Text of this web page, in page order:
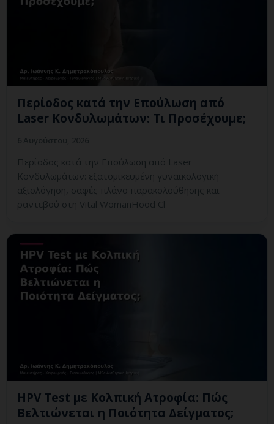
Περίοδος κατά την Επούλωση από
Laser Κονδυλωμάτων: Τι Προσέχουμε;
Περίοδος κατά την Επούλωση από Laser
Κονδυλωμάτων: εξατομικευμένη γυναικολογική
αξιολόγηση, σαφές πλάνο παρακολούθησης και
ραντεβού στη Vital WomanHood Cl
HPV Test με Κολπική Ατροφία: Πώς
Βελτιώνεται η Ποιότητα Δείγματος;